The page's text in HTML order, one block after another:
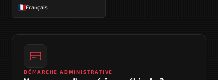
Français
DÉMARCHE ADMINISTRATIVE